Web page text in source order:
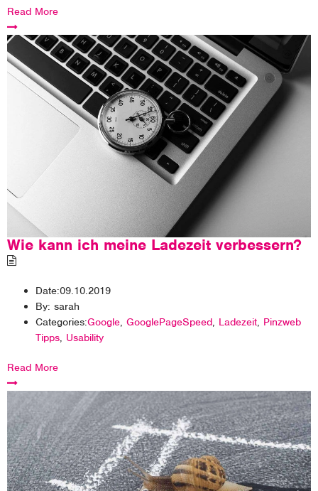
Read More
Wie kann ich meine Ladezeit verbessern?
Date:09.10.2019
By: sarah
Categories:Google, GooglePageSpeed, Ladezeit, Pinzweb
Tipps, Usability
Read More